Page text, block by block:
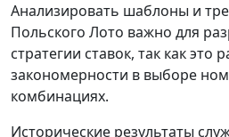
Анализировать шаблоны и
Польского Лото важно для
стратегии ставок, так как это
закономерности в выборе
комбинациях.
Исторические результаты